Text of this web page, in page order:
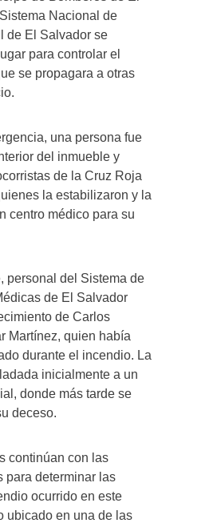
Nacional de
de El Salvador se
para controlar el
se propagara a otras
una persona fue
del inmueble y
de la Cruz Roja
la estabilizaron y la
centro médico para su
personal del Sistema de
de El Salvador
de Carlos
Martínez, quien había
durante el incendio. La
inicialmente a un
donde más tarde se
deceso.
continúan con las
para determinar las
ocurrido en este
ubicado en una de las